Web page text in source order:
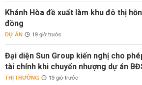
Khánh Hòa đề xuất làm khu đô thị
đồng
DỰ ÁN 19 giờ trước
Đại diện Sun Group kiến nghị cho
tài chính khi chuyển nhượng dự án
THỊ TRƯỜNG 19 giờ trước